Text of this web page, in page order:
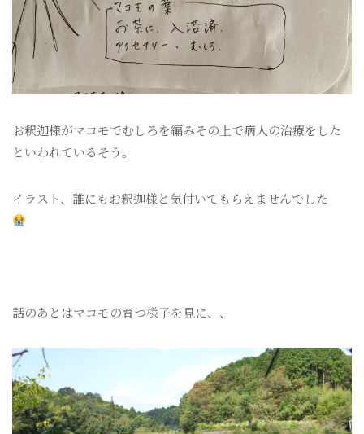
お釈迦様がマコモでむしろを編みその上で病人の治療をした
といわれているそう。
イラスト、誰にもお釈迦様と気付いてもらえませんでした
話のあとはマコモの育つ様子を見に、、